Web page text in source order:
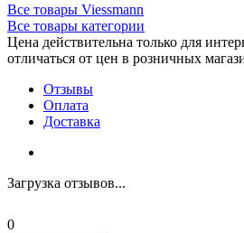
Все товары Viessmann
Все товары категории
Цена действительна только для
отличаться от цен в розничных
Отзывы
Оплата
Доставка
Загрузка отзывов...
0